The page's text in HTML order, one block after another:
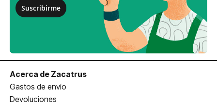
Suscribirme
Acerca de Zacatrus
Gastos de envío
Devoluciones